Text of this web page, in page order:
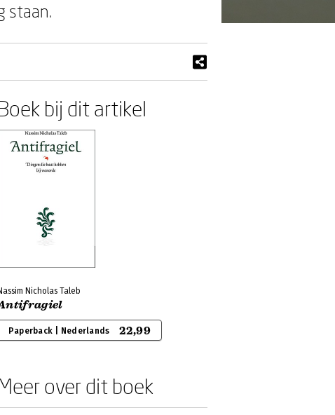
staan.
bij dit artikel
Nicholas Taleb
Paperback | Nederlands 22,99
over dit boek